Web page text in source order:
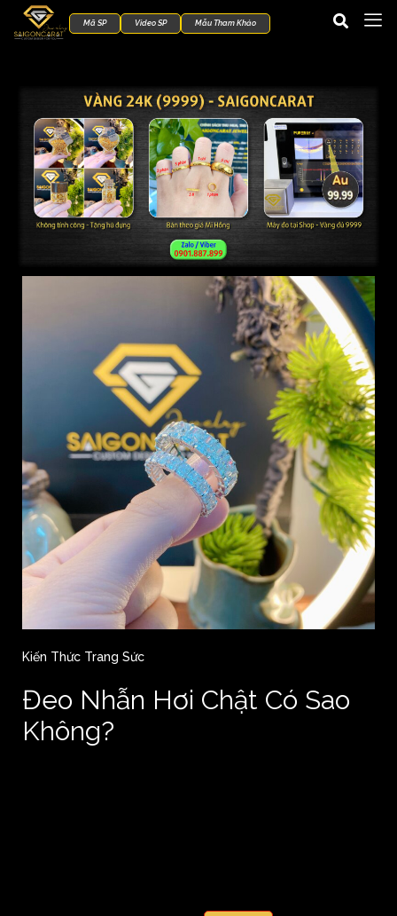
Mã SP Video SP Mẫu Tham Khảo
Kiến Thức Trang Sức
Đeo Nhẫn Hơi Chật Có Sao
Không?